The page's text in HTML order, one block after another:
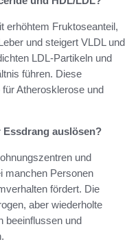
erhöhtem Fruktoseanteil,
und steigert VLDL und
LDL‑Partikeln und
führen. Diese
Atherosklerose und
auslösen?
und
manchen Personen
fördert. Die
aber wiederholte
beeinflussen und